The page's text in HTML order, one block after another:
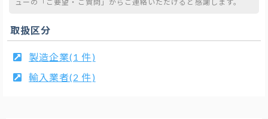
ューの「ご要望・ご質問」からご連絡いただけると感謝します。
取扱区分
製造企業(1 件)
輸入業者(2 件)